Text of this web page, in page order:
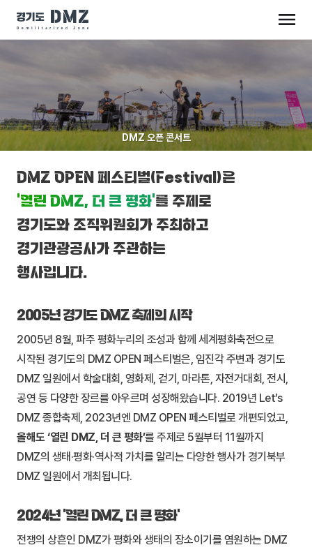
DMZ 오픈 콘서트
DMZ OPEN 페스티벌(Festival)은
‘열린 DMZ, 더 큰 평화’ 를 주제로
경기도와 조직위원회가 주최하고
경기관광공사가 주관하는
행사입니다.
2005년 경기도 DMZ 축제의 시작
2005년 8월, 파주 평화누리의 조성과 함께 세계평화축전으로
시작된 경기도의 DMZ OPEN 페스티벌은, 임진각 주변과 경기도
DMZ 일원에서 학술대회, 영화제, 걷기, 마라톤, 자전거대회, 전시,
공연 등 다양한 장르를 아우르며 성장해왔습니다. 2019년 Let’s
DMZ 종합축제, 2023년엔 DMZ OPEN 페스티벌로 개편되었고,
올해도 ‘열린 DMZ, 더 큰 평화’를 주제로 5월부터 11월까지
DMZ의 생태·평화·역사적 가치를 알리는 다양한 행사가 경기북부
DMZ 일원에서 개최됩니다.
2024년 ‘열린 DMZ, 더 큰 평화’
전쟁의 상흔인 DMZ가 평화와 생태의 장소이기를 염원하는 DMZ